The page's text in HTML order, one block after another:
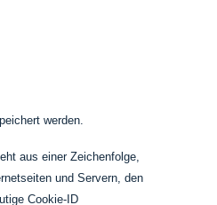
werden.
aus einer Zeichenfolge,
und Servern, den
Cookie-ID